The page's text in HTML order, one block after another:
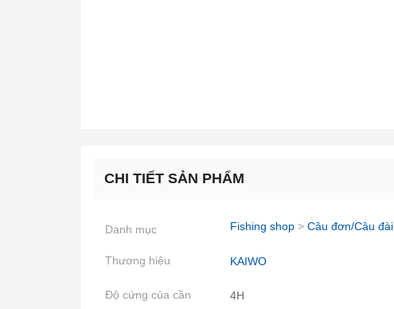
CHI TIẾT SẢN PHẨM
Danh mục Fishing shop > Câu đơn/Câu đài
Thương hiệu KAIWO
Độ cứng của cần 4H